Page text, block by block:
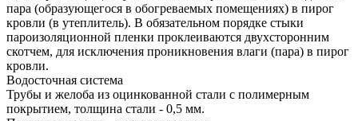
пара (образующегося в обогреваемых помещениях) в пирог
кровли (в утеплитель). В обязательном порядке стыки
пароизоляционной пленки проклеиваются двухсторонним
скотчем, для исключения проникновения влаги (пара) в пирог
кровли.
Водосточная система
Трубы и желоба из оцинкованной стали с полимерным
покрытием, толщина стали - 0,5 мм.